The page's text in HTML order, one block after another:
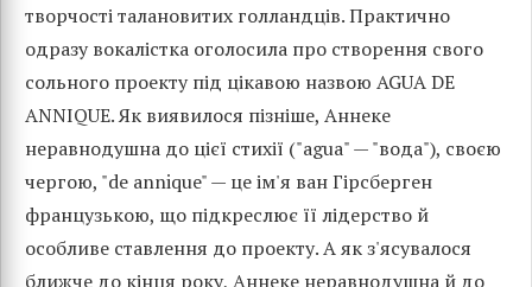
творчості талановитих голландців. Практично
одразу вокалістка оголосила про створення свого
сольного проекту під цікавою назвою AGUA DE
ANNIQUE. Як виявилося пізніше, Аннеке
неравнодушна до цієї стихії ("agua" — "вода"), своєю
чергою, "de annique" — це ім'я ван Гірсберген
французькою, що підкреслює її лідерство й
особливе ставлення до проекту. А як з'ясувалося
ближче до кінця року, Аннеке неравнодушна й до